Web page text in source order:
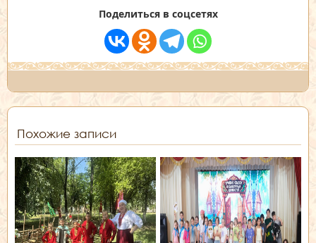
Поделиться в соцсетях
Похожие записи